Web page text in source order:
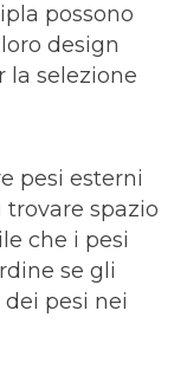
possono
design
la selezione
pesi esterni
spazio
che i pesi
se gli
pesi nei